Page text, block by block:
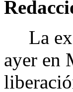
La ex
ayer en